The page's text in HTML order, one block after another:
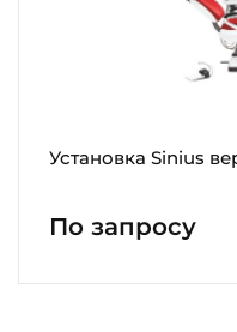
Установка Sinius
По запросу